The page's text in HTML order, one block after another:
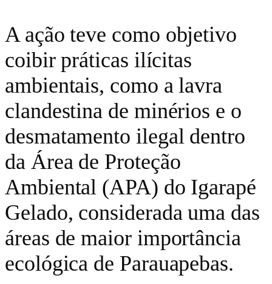
A ação teve como objetivo
coibir práticas ilícitas
ambientais, como a lavra
clandestina de minérios e o
desmatamento ilegal dentro
da Área de Proteção
Ambiental (APA) do Igarapé
Gelado, considerada uma das
áreas de maior importância
ecológica de Parauapebas.